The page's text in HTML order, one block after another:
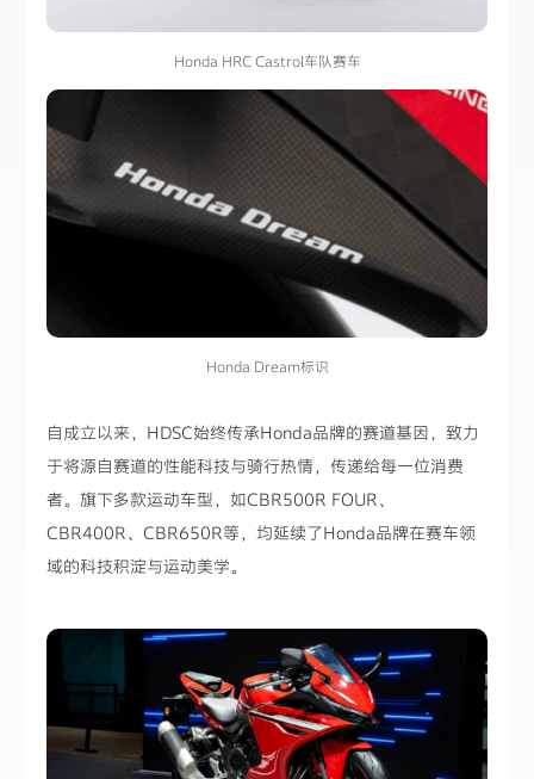
Honda HRC Castrol车队赛车
Honda Dream标识
自成立以来，HDSC始终传承Honda品牌的赛道基因，致力
于将源自赛道的性能科技与骑行热情，传递给每一位消费
者。旗下多款运动车型，如CBR500R FOUR、
CBR400R、CBR650R等，均延续了Honda品牌在赛车领
域的科技积淀与运动美学。